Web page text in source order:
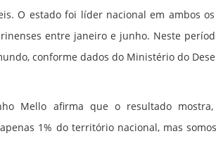
O estado foi líder nacional em ambos
entre janeiro e junho. Neste
conforme dados do Ministério do
Mello afirma que o resultado
1% do território nacional, mas